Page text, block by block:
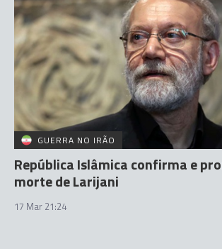
GUERRA NO IRÃO
República Islâmica confirma e
morte de Larijani
17 Mar 21:24